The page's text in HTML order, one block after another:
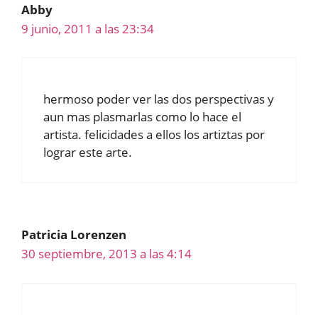
Abby
9 junio, 2011 a las 23:34
hermoso poder ver las dos perspectivas y
aun mas plasmarlas como lo hace el
artista. felicidades a ellos los artiztas por
lograr este arte.
Patricia Lorenzen
30 septiembre, 2013 a las 4:14